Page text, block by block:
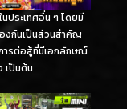
ประเทศอื่น ๆ โดยมี
องกันเป็นส่วนสำคัญ
ารต่อสู้ที่มีเอกลักษณ์
เป็นต้น